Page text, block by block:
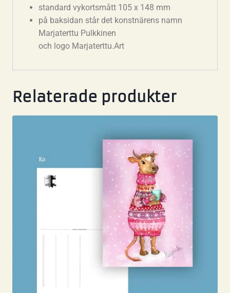
standard vykortsmått 105 x 148 mm
på baksidan står det konstnärens namn
Marjaterttu Pulkkinen
och logo Marjaterttu.Art
Relaterade produkter